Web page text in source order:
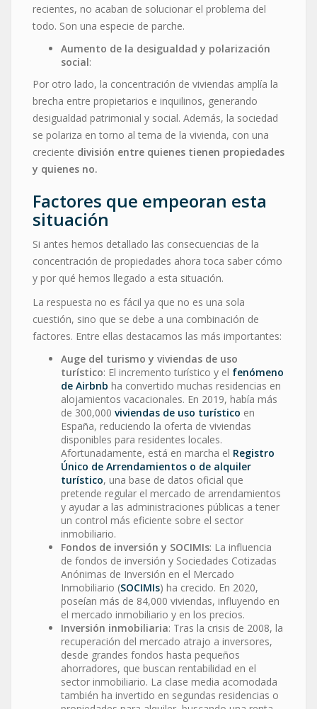
recientes, no acaban de solucionar el problema del
todo. Son una especie de parche.
Aumento de la desigualdad y polarización
social:
Por otro lado, la concentración de viviendas amplía la
brecha entre propietarios e inquilinos, generando
desigualdad patrimonial y social. Además, la sociedad
se polariza en torno al tema de la vivienda, con una
creciente división entre quienes tienen propiedades
y quienes no.
Factores que empeoran esta
situación
Si antes hemos detallado las consecuencias de la
concentración de propiedades ahora toca saber cómo
y por qué hemos llegado a esta situación.
La respuesta no es fácil ya que no es una sola
cuestión, sino que se debe a una combinación de
factores. Entre ellas destacamos las más importantes:
Auge del turismo y viviendas de uso
turístico: El incremento turístico y el fenómeno
de Airbnb ha convertido muchas residencias en
alojamientos vacacionales. En 2019, había más
de 300,000 viviendas de uso turístico en
España, reduciendo la oferta de viviendas
disponibles para residentes locales.
Afortunadamente, está en marcha el Registro
Único de Arrendamientos o de alquiler
turístico, una base de datos oficial que
pretende regular el mercado de arrendamientos
y ayudar a las administraciones públicas a tener
un control más eficiente sobre el sector
inmobiliario.
Fondos de inversión y SOCIMIs: La influencia
de fondos de inversión y Sociedades Cotizadas
Anónimas de Inversión en el Mercado
Inmobiliario (SOCIMIs) ha crecido. En 2020,
poseían más de 84,000 viviendas, influyendo en
el mercado inmobiliario y en los precios.
Inversión inmobiliaria: Tras la crisis de 2008, la
recuperación del mercado atrajo a inversores,
desde grandes fondos hasta pequeños
ahorradores, que buscan rentabilidad en el
sector inmobiliario. La clase media acomodada
también ha invertido en segundas residencias o